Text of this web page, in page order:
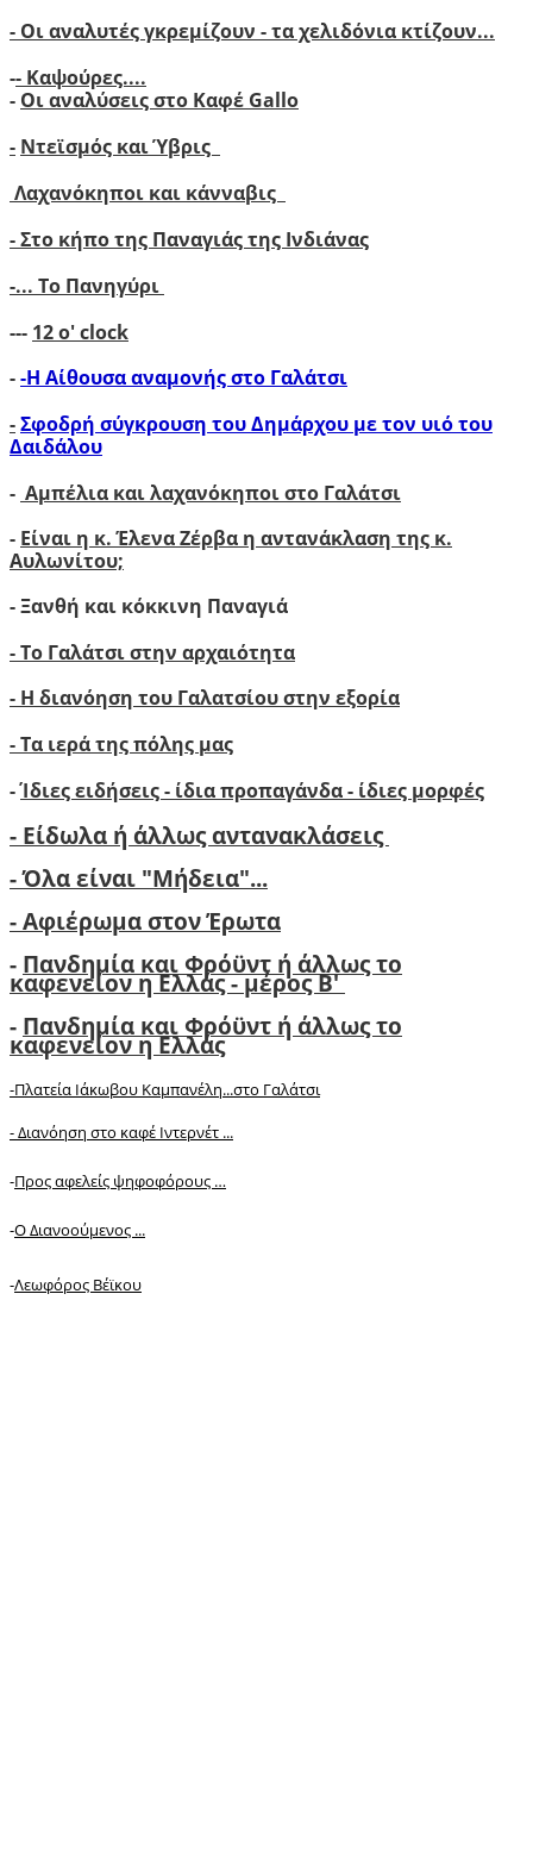
- Οι αναλυτές γκρεμίζουν - τα χελιδόνια κτίζουν...
-- Καψούρες....
- Οι αναλύσεις στο Καφέ Gallo
- Ντεϊσμός και Ύβρις
Λαχανόκηποι και κάνναβις
- Στο κήπο της Παναγιάς της Ινδιάνας
-... Το Πανηγύρι
--- 12 ο' clock
--Η Αίθουσα αναμονής στο Γαλάτσι
-Σφοδρή σύγκρουση του Δημάρχου με τον υιό του
Δαιδάλου
- Αμπέλια και λαχανόκηποι στο Γαλάτσι
- Είναι η κ. Έλενα Ζέρβα η αντανάκλαση της κ.
Αυλωνίτου;
- Ξανθή και κόκκινη Παναγιά
- Το Γαλάτσι στην αρχαιότητα
- Η διανόηση του Γαλατσίου στην εξορία
- Τα ιερά της πόλης μας
-Ίδιες ειδήσεις - ίδια προπαγάνδα - ίδιες μορφές
- Είδωλα ή άλλως αντανακλάσεις
- Όλα είναι "Μήδεια"...
- Αφιέρωμα στον Έρωτα
- Πανδημία και Φρόϋντ ή άλλως το
καφενείον η Ελλάς - μέρος Β'
- Πανδημία και Φρόϋντ ή άλλως το
καφενείον η Ελλάς
-Πλατεία Ιάκωβου Καμπανέλη...στο Γαλάτσι
-Διανόηση στο καφέ Ιντερνέτ ...
-Προς αφελείς ψηφοφόρους …
-Ο Διανοούμενος ...
-Λεωφόρος Βέϊκου